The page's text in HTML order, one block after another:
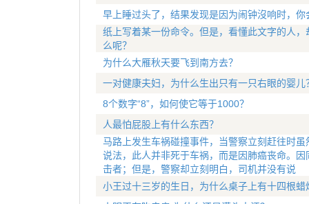
早上睡过头了，结果发现是因为闹钟沒响时，你
纸上写着某一份命令。但是，看懂此文字的人
么呢？
为什么大雁秋天要飞到南方去？
一对健康夫妇，为什么生出只有一只右眼的婴儿
8个数字“8”，如何使它等于1000？
人最怕屁股上有什么东西？
马路上发生车祸碰撞事件，当警察立刻赶往时
说法，此人并非死于车祸，而是因肺癌丧命。
击者；但是，警察却立刻明白，司机并没有说
小王过十三岁的生日，为什么桌子上有十四根蜡